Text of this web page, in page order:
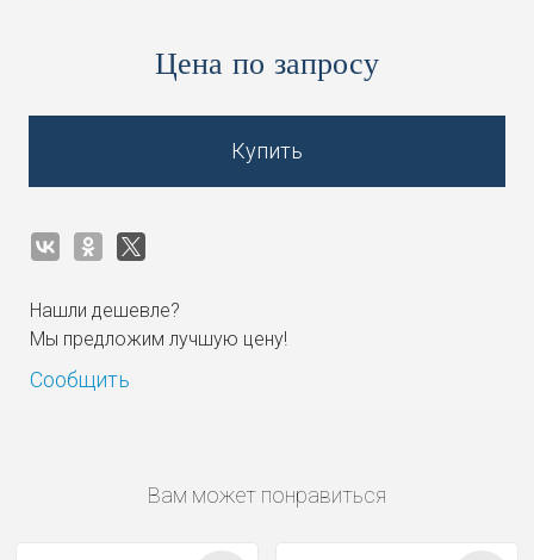
Цена по запросу
Купить
Нашли дешевле?
Мы предложим лучшую цену!
Сообщить
Вам может понравиться